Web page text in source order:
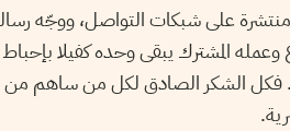
منتشرة على شبكات التواصل، ووجّه
المشترك يبقى وحده كفيلا
فكل الشكر الصادق لكل من ساهم من